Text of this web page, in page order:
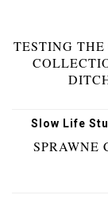
TESTING
Slow Life
SPRAWNE